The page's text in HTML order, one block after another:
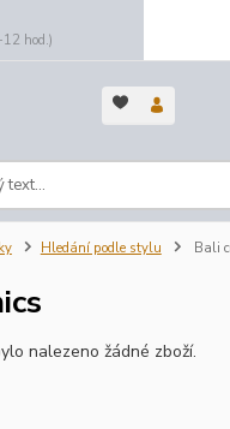
hod.)
Hledání podle stylu Bali
nalezeno žádné zboží.